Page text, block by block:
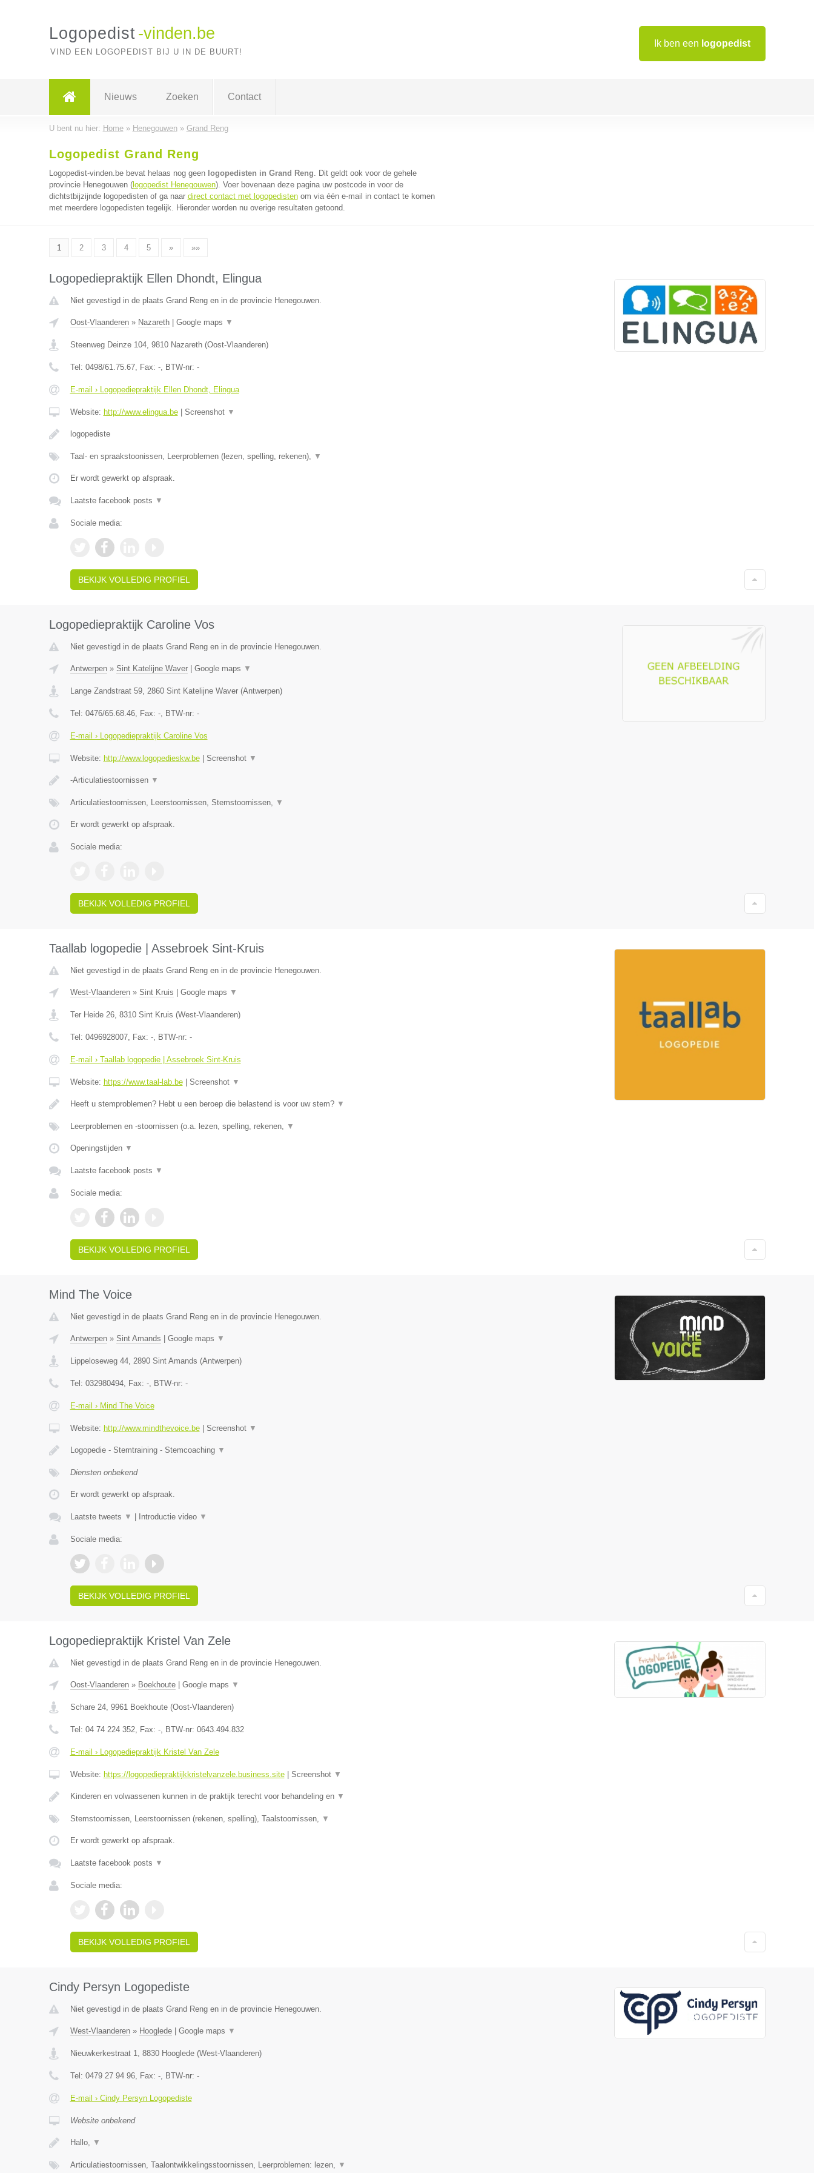
Ik ben een logopedist
Logopedist -vinden.be
VIND EEN LOGOPEDIST BIJ U IN DE BUURT!
Nieuws Zoeken Contact
U bent nu hier: Home» Henegouwen» Grand Reng
Logopedist Grand Reng
Logopedist-vinden.be bevat helaas nog geen logopedisten in Grand Reng. Dit geldt ook voor de gehele
provincie Henegouwen (logopedist Henegouwen). Voer bovenaan deze pagina uw postcode in voor de
dichtstbijzijnde logopedisten of ga naar direct contact met logopedistenom via één e-mail in contact te komen
met meerdere logopedisten tegelijk. Hieronder worden nu overige resultaten getoond.
1 2 3 4 5 » »»
Logopediepraktijk Ellen Dhondt, Elingua
Niet gevestigd in de plaats Grand Reng en in de provincie Henegouwen.
Oost-Vlaanderen» Nazareth| Google maps ▼
Steenweg Deinze 104, 9810 Nazareth(Oost-Vlaanderen)
Tel: 0498/61.75.67, Fax: -, BTW-nr: -
E-mail › Logopediepraktijk Ellen Dhondt, Elingua
Website: http://www.elingua.be| Screenshot ▼
logopediste
Taal- en spraakstoonissen, Leerproblemen (lezen, spelling, rekenen), ▼
Er wordt gewerkt op afspraak.
Laatste facebook posts ▼
Sociale media:
BEKIJK VOLLEDIG PROFIEL
Logopediepraktijk Caroline Vos
Niet gevestigd in de plaats Grand Reng en in de provincie Henegouwen.
Antwerpen» Sint Katelijne Waver| Google maps ▼
Lange Zandstraat 59, 2860 Sint Katelijne Waver(Antwerpen)
Tel: 0476/65.68.46, Fax: -, BTW-nr: -
E-mail › Logopediepraktijk Caroline Vos
Website: http://www.logopedieskw.be| Screenshot ▼
-Articulatiestoornissen ▼
Articulatiestoornissen, Leerstoornissen, Stemstoornissen, ▼
Er wordt gewerkt op afspraak.
Sociale media:
BEKIJK VOLLEDIG PROFIEL
Taallab logopedie | Assebroek Sint-Kruis
Niet gevestigd in de plaats Grand Reng en in de provincie Henegouwen.
West-Vlaanderen» Sint Kruis Google maps ▼
Ter Heide 26, 8310 Sint Kruis (West-Vlaanderen)
Tel: 0496928007, Fax: -, BTW-nr: -
E-mail › Taallab logopedie | Assebroek Sint-Kruis
Website: https://www.taal-lab.be| Screenshot ▼
Heeft u stemproblemen? Hebt u een beroep die belastend is voor uw stem? ▼
Leerproblemen en -stoornissen (o.a. lezen, spelling, rekenen, ▼
Openingstijden ▼
Laatste facebook posts ▼
Sociale media:
BEKIJK VOLLEDIG PROFIEL
Mind The Voice
Niet gevestigd in de plaats Grand Reng en in de provincie Henegouwen.
Antwerpen» Sint Amands Google maps ▼
Lippeloseweg 44, 2890 Sint Amands (Antwerpen)
Tel: 032980494, Fax: -, BTW-nr: -
E-mail › Mind The Voice
Website: http://www.mindthevoice.be| Screenshot ▼
Logopedie - Stemtraining - Stemcoaching ▼
Diensten onbekend
Er wordt gewerkt op afspraak.
Laatste tweets ▼ Introductie video ▼
Sociale media:
BEKIJK VOLLEDIG PROFIEL
Logopediepraktijk Kristel Van Zele
Niet gevestigd in de plaats Grand Reng en in de provincie Henegouwen.
Oost-Vlaanderen» Boekhoute| Google maps ▼
Schare 24, 9961 Boekhoute(Oost-Vlaanderen)
Tel: 04 74 224 352, Fax: -, BTW-nr: 0643.494.832
E-mail › Logopediepraktijk Kristel Van Zele
Website: https://logopediepraktijkkristelvanzele.business.site| Screenshot ▼
Kinderen en volwassenen kunnen in de praktijk terecht voor behandeling en ▼
Stemstoornissen, Leerstoornissen (rekenen, spelling), Taalstoornissen, ▼
Er wordt gewerkt op afspraak.
Laatste facebook posts ▼
Sociale media:
BEKIJK VOLLEDIG PROFIEL
Cindy Persyn Logopediste
Niet gevestigd in de plaats Grand Reng en in de provincie Henegouwen.
West-Vlaanderen» Hooglede| Google maps ▼
Nieuwkerkestraat 1, 8830 Hooglede(West-Vlaanderen)
Tel: 0479 27 94 96, Fax: -, BTW-nr: -
E-mail › Cindy Persyn Logopediste
Website onbekend
Hallo, ▼
Articulatiestoornissen, Taalontwikkelingsstoornissen, Leerproblemen: lezen, ▼